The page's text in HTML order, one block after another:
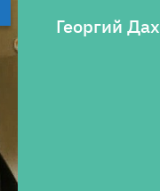
Георгий